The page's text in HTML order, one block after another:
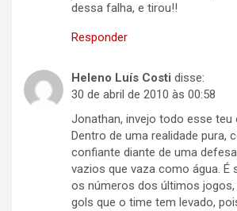
dessa falha, e tirou!!
Responder
Heleno Luís Costi disse:
30 de abril de 2010 às 00:58
Jonathan, invejo todo esse teu
Dentro de uma realidade pura,
confiante diante de uma
vazios que vaza como água. É
os números dos últimos
gols que o time tem levado,